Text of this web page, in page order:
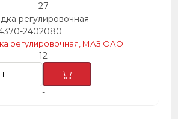
27
регулировочная
2402080
регулировочная, МАЗ ОАО
12
-